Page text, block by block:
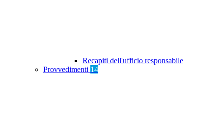
Recapiti dell'ufficio responsabile
Provvedimenti 14